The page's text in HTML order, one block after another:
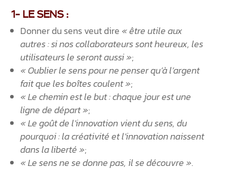
1- LE SENS :
Donner du sens veut dire « être utile aux
autres : si nos collaborateurs sont heureux, les
utilisateurs le seront aussi »;
« Oublier le sens pour ne penser qu’à l’argent
fait que les boîtes coulent »;
« Le chemin est le but : chaque jour est une
ligne de départ »;
« Le goût de l’innovation vient du sens, du
pourquoi : la créativité et l’innovation naissent
dans la liberté »;
« Le sens ne se donne pas, il se découvre ».